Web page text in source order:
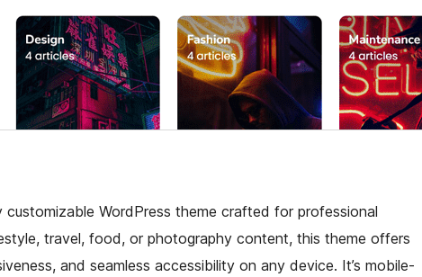
WordPress theme crafted for professional
travel, food, or photography content, this theme offers
and seamless accessibility on any device. It’s mobile-